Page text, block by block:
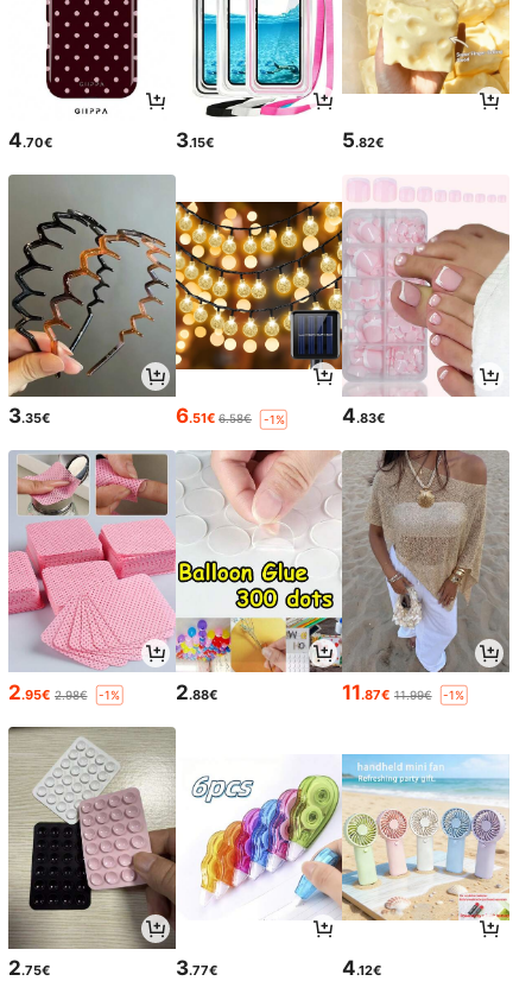
4.70€ 3.15€ 5.82€
3.35€ 6.51€ 6.58€ -1% 4.83€
2.95€ 2.98€ -1% 2.88€ 11.87€ 11.99€ -1%
2.75€ 3.77€ 4.12€